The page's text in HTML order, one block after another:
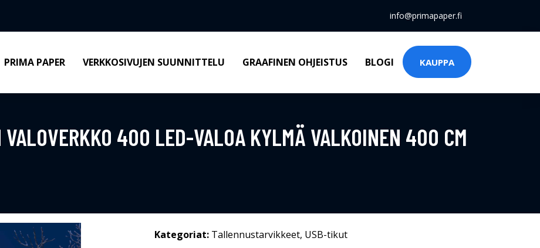
info@primapaper.fi
PRIMA PAPER VERKKOSIVUJEN SUUNNITTELU GRAAFINEN OHJEISTUS BLOGI KAUPPA
400 LED-VALOA KYLMÄ VALKOINEN 400 CM
Kategoriat: Tallennustarvikkeet, USB-tikut